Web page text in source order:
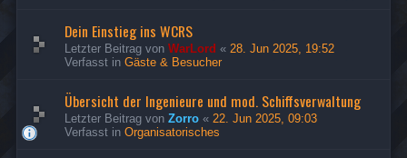
Dein Einstieg ins WCRS
Letzter Beitrag von WarLord « 28. Jun 2025, 19:52
Verfasst in Gäste & Besucher
Übersicht der Ingenieure und mod. Schiffsverwaltung
Letzter Beitrag von Zorro « 22. Jun 2025, 09:03
Verfasst in Organisatorisches